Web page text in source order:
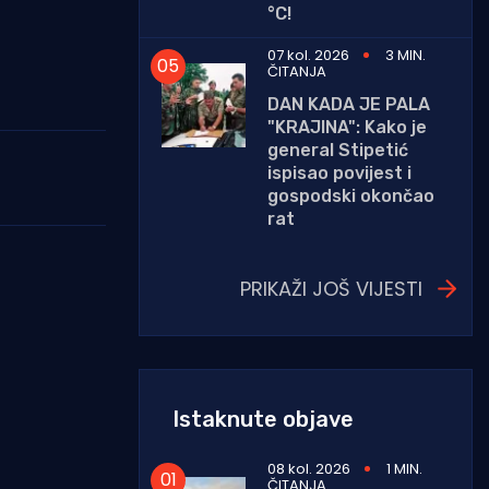
°C!
07 kol. 2026
3 MIN.
ČITANJA
DAN KADA JE PALA
"KRAJINA": Kako je
general Stipetić
ispisao povijest i
gospodski okončao
rat
PRIKAŽI JOŠ VIJESTI
Istaknute objave
08 kol. 2026 1 MIN.
ČITANJA